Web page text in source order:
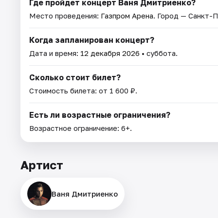
Где пройдет концерт Ваня Дмитриенко?
Место проведения: Газпром Арена. Город — Санкт-
Когда запланирован концерт?
Дата и время: 12 декабря 2026 • суббота.
Сколько стоит билет?
Стоимость билета: от 1 600 ₽.
Есть ли возрастные ограничения?
Возрастное ограничение: 6+.
Артист
Ваня Дмитриенко